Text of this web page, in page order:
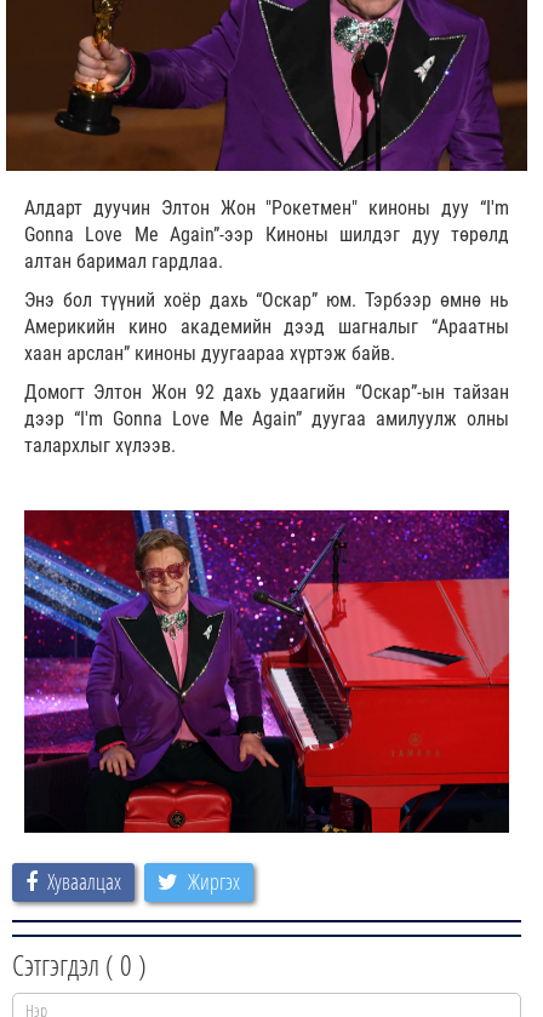
Алдарт дуучин Элтон Жон "Рокетмен" киноны дуу “I'm
Gonna Love Me Again”-ээр Киноны шилдэг дуу төрөлд
алтан баримал гардлаа.
Энэ бол түүний хоёр дахь “Оскар” юм. Тэрбээр өмнө нь
Америкийн кино академийн дээд шагналыг “Араатны
хаан арслан” киноны дуугаараа хүртэж байв.
Домогт Элтон Жон 92 дахь удаагийн “Оскар”-ын тайзан
дээр “I'm Gonna Love Me Again” дуугаа амилуулж олны
талархлыг хүлээв.
Хуваалцах Жиргэх
Сэтгэгдэл ( 0 )